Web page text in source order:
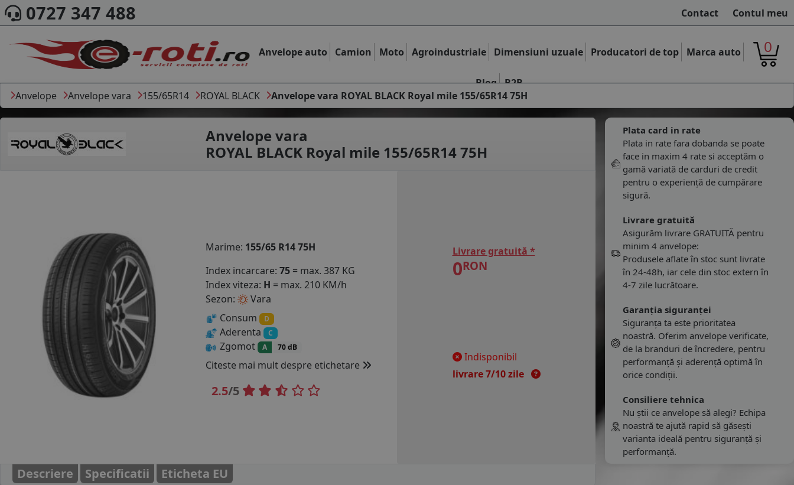
0727 347 488 Contact Contul meu
Anvelope auto Camion Moto Agroindustriale Dimensiuni uzuale Producatori de top Marca auto
Blog B2B
0
Anvelope Anvelope vara 155/65R14 ROYAL BLACK Anvelope vara ROYAL BLACK Royal mile 155/65R14 75H
Anvelope vara
ROYAL BLACK Royal mile 155/65R14 75H
Marime: 155/65 R14 75H
Index incarcare: 75 = max. 387 KG
Index viteza: H = max. 210 KM/h
Sezon:
Vara
Consum
D
Aderenta C
Zgomot A 70 dB
Citeste mai mult despre etichetare
2.5/5
Livrare gratuită *
0RON
Indisponibil
livrare 7/10 zile
Plata card in rate
Plata in rate fara dobanda se poate
face in maxim 4 rate si acceptăm o
gamă variată de carduri de credit
pentru o experiență de cumpărare
sigură.
Livrare gratuită
Asigurăm livrare GRATUITĂ pentru
minim 4 anvelope:
Produsele aflate în stoc sunt livrate
în 24-48h, iar cele din stoc extern în
4-7 zile lucrătoare.
Garanția siguranței
Siguranța ta este prioritatea
noastră. Oferim anvelope verificate,
de la branduri de încredere, pentru
performanță și aderență optimă în
orice condiții.
Consiliere tehnica
Nu știi ce anvelope să alegi? Echipa
noastră te ajută rapid să găsești
varianta ideală pentru siguranță și
performanță.
Descriere Specificatii Eticheta EU